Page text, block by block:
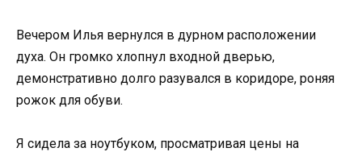
Вечером Илья вернулся в дурном расположении
духа. Он громко хлопнул входной дверью,
демонстративно долго разувался в коридоре, роняя
рожок для обуви.
Я сидела за ноутбуком, просматривая цены на